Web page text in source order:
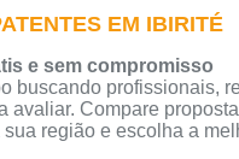
EM IBIRITÉ
e sem compromisso
buscando profissionais,
avaliar. Compare
região e escolha a